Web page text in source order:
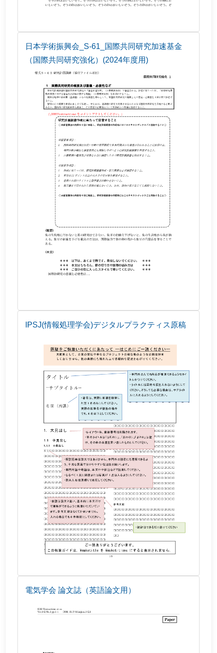
日本学術振興会_S-61_国際共同研究加速基金
（国際共同研究強化）(2024年度用)
IPSJ(情報処理学会)デジタルプラクティス原稿
電気学会 論文誌（英語論文用）